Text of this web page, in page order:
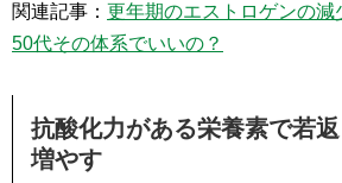
関連記事： 更年期のエストロゲンの減
50代その体系でいいの？
抗酸化力がある栄養素で若
増やす